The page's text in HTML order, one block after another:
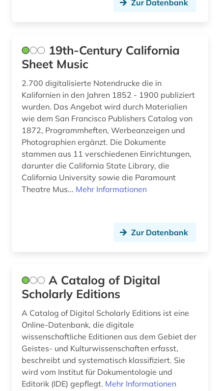
british library (1)
bäumker (1)
böhmen (1)
bühnenkünstler (1)
bühnenmusik (1)
bühnentechnik (1)
bürgerrechtsbewegung (1)
carl (1)
chemie (6)
choralbearbeitung (3)
choralsatz (1)
choreographie (1)
chorgesang (1)
Zur Datenbank
19th-Century California
Sheet Music
2.700 digitalisierte Notendrucke die in
Kalifornien in den Jahren 1852 - 1900 publiziert
wurden. Das Angebot wird durch Materialien
wie dem San Francisco Publishers Catalog von
1872, Programmheften, Werbeanzeigen und
Photographien ergänzt. Die Dokumente
stammen aus 11 verschiedenen Einrichtungen,
darunter die California State Library, die
California University sowie die Paramount
Theatre Mus... Mehr Informationen
Zur Datenbank
A Catalog of Digital
Scholarly Editions
A Catalog of Digital Scholarly Editions ist eine
Online-Datenbank, die digitale
wissenschaftliche Editionen aus dem Gebiet der
Geistes- und Kulturwissenschaften erfasst,
beschreibt und systematisch klassifiziert. Sie
wird vom Institut für Dokumentologie und
Editorik (IDE) gepflegt. Mehr Informationen